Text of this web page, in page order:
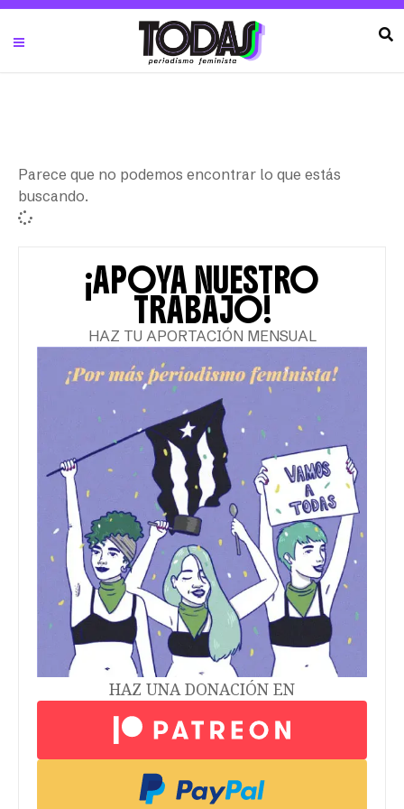
Parece que no podemos encontrar lo que estás
buscando.
¡APOYA NUESTRO
TRABAJO!
HAZ TU APORTACIÓN MENSUAL
HAZ UNA DONACIÓN EN